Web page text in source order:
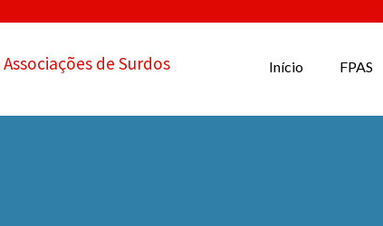
de Surdos Início FPAS